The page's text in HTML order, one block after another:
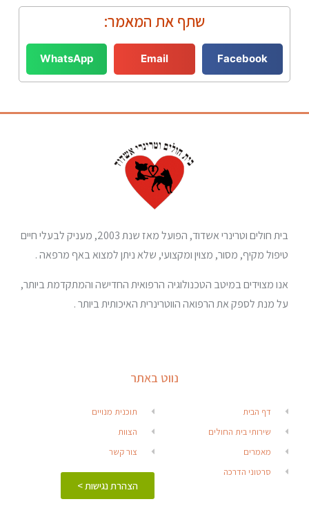
שתף את המאמר:
Facebook
Email
WhatsApp
בית חולים וטרינרי אשדוד, הפועל מאז שנת 2003, מעניק לבעלי חיים
טיפול מקיף, מסור, מצוין ומקצועי, שלא ניתן למצוא באף מרפאה .
אנו מצוידים במיטב הטכנולוגיה הרפואית החדישה והמתקדמת ביותר,
על מנת לספק את הרפואה הווטרינרית האיכותית ביותר .
נווט באתר
דף הבית
שירותי בית החולים
מאמרים
סרטוני הדרכה
תוכנית מנויים
הצוות
צור קשר
הצהרת נגישות >